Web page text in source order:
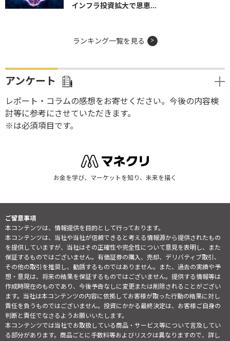
インフラ投資拡大で恩恵...
ランキング一覧を見る
アンケート
レポート・コラムの感想をお寄せください。今後の内容検
討等に参考にさせていただきます。
※は必須項目です。
お金を学び、マーケットを知り、未来を描く
ご留意事項
本コンテンツは、情報提供を目的として行っております。
本コンテンツは、当社や当社が信頼できると考える情報源から提供されたもの
を提供していますが、当社はその正確性や完全性について意見を表明し、また
保証するものではございません。有価証券の購入、売却、デリバティブ取引、
その他の取引を推奨し、勧誘するものではありません。また、過去の実績や予
想・意見は、将来の結果を保証するものではございません。提供する情報等は
作成時現在のものであり、今後予告なしに変更または削除されることがござい
ます。当社は本コンテンツの内容に依拠してお客様が取った行動の結果に対し
責任を負うものではございません。投資にかかる最終決定は、お客様ご自身の
判断と責任でなさるようお願いいたします。
本コンテンツでは当社でお取扱している商品・サービス等について言及してい
る部分があります。商品ごとに手数料等およびリスクは異なりますので、詳し